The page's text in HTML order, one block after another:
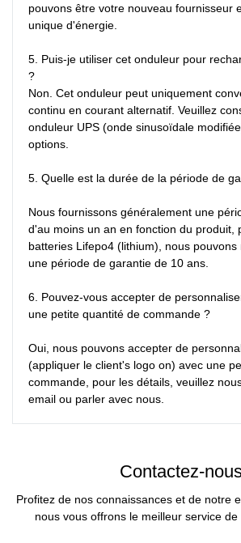
pouvons être votre nouveau fournisseur
unique d'énergie.
5. Puis-je utiliser cet onduleur pour
?
Non. Cet onduleur peut uniquement
continu en courant alternatif. Veuillez
onduleur UPS (onde sinusoïdale
options.
5. Quelle est la durée de la période de
Nous fournissons généralement une
d'au moins un an en fonction du produit,
batteries Lifepo4 (lithium), nous
une période de garantie de 10 ans.
6. Pouvez-vous accepter de
une petite quantité de commande ?
Oui, nous pouvons accepter de
(appliquer le client's logo on) avec une
commande, pour les détails, veuillez
email ou parler avec nous.
Contactez-
Profitez de nos connaissances et de notre
nous vous offrons le meilleur service de